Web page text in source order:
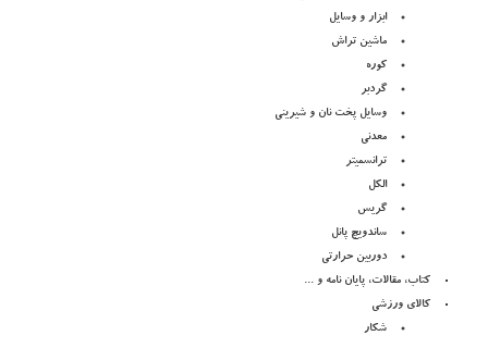
ابزار و وسایل
ماشین تراش
کوره
گردبر
وسایل پخت نان و شیرینی
معدنی
ترانسمیتر
الکل
گریس
ساندویچ پانل
دوربین حرارتی
کتاب، مقالات، پایان نامه و ...
کالای ورزشی
شکار